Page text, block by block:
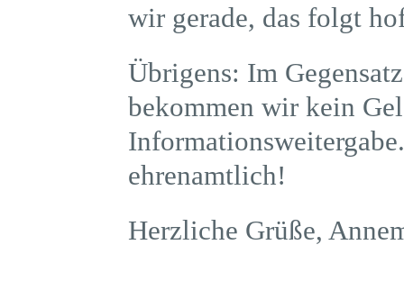
wir gerade, das folgt
Übrigens: Im
bekommen wir kein
ehrenamtlich!
Herzliche Grüße,